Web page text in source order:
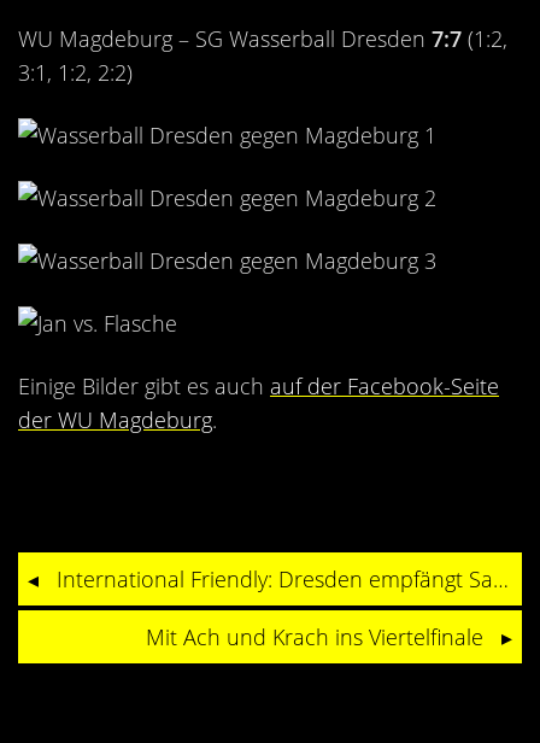
WU Magdeburg – SG Wasserball Dresden 7:7 (1:2,
3:1, 1:2, 2:2)
Einige Bilder gibt es auch auf der Facebook-Seite
der WU Magdeburg.
International Friendly: Dresden empfängt Salzburg
Mit Ach und Krach ins Viertelfinale